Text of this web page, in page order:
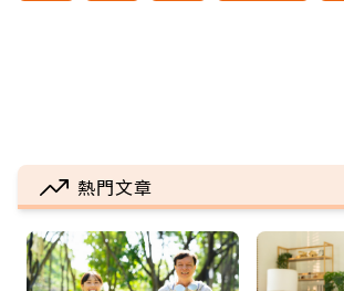
熱門文章